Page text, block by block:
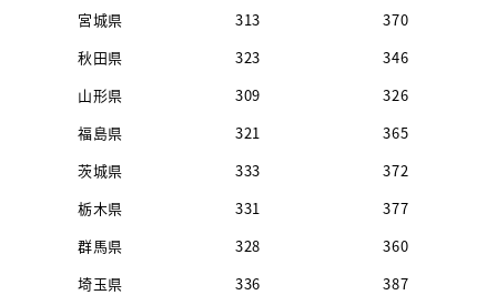
宮城県
313
370
秋田県
323
346
山形県
309
326
福島県
321
365
茨城県
333
372
栃木県
331
377
群馬県
328
360
埼玉県
336
387